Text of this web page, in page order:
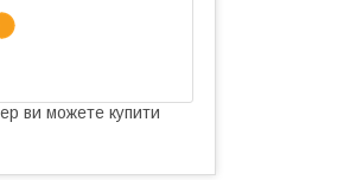
ви можете купити